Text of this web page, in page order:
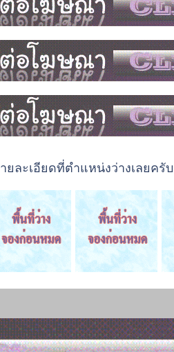
ยละเอียดที่ตำแหน่งว่างเลยครับ